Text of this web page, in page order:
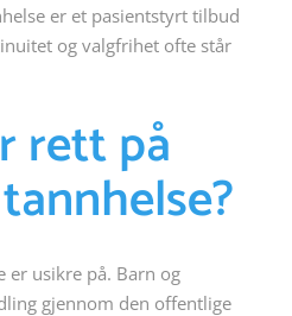
er et pasientstyrt tilbud
og valgfrihet ofte står
rett på
er usikre på. Barn og
gjennom den offentlige